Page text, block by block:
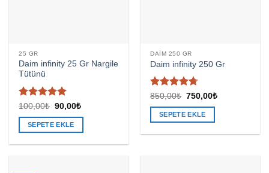
25 GR
Daim infinity 25 Gr Nargile
Tütünü
5 üzerinden
4.91oy
aldı
100,00₺ Orijinal
fiyat:
100,00₺.
90,00₺Şu
fiyat:
SEPETE EKLE
DAIM 250 GR
Daim infinity 250 Gr
5
üzerinden
4.67oy
aldı
850,00₺ Orijinal
850,00₺.
750,00₺Şu
SEPETE EKLE